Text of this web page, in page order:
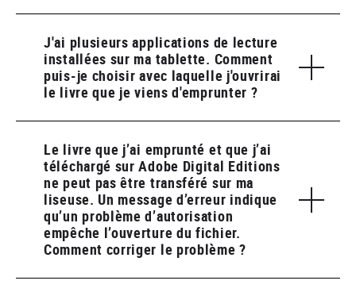
J'ai plusieurs applications de lecture
installées sur ma tablette. Comment
puis-je choisir avec laquelle j'ouvrirai
le livre que je viens d'emprunter ?
Le livre que j’ai emprunté et que j’ai
téléchargé sur Adobe Digital Editions
ne peut pas être transféré sur ma
liseuse. Un message d’erreur indique
qu’un problème d’autorisation
empêche l’ouverture du fichier.
Comment corriger le problème ?